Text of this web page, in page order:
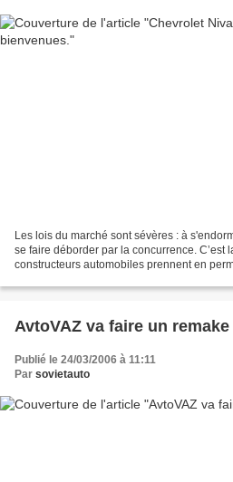
Les lois du marché sont sévères : à
se faire déborder par la concurrence. C’est
constructeurs automobiles prennent en
AvtoVAZ va faire un
Publié le 24/03/2006 à 11:11
Par sovietauto